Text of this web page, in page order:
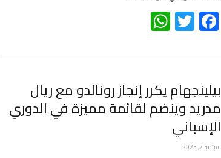
Facebook
Twitter
بيلينجهام يكرر إنجاز رونالدو مع ريال
مدريد وينضم لقائمة مميزة في الدوري
الإسباني
سبتمبر 2, 2023